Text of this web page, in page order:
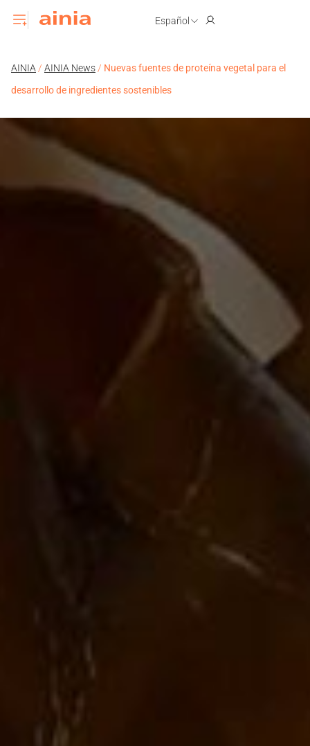
Español
AINIA / AINIA News / Nuevas fuentes de proteína vegetal para el
desarrollo de ingredientes sostenibles